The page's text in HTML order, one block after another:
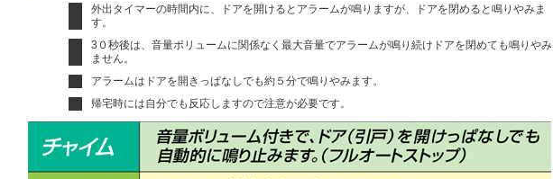
外出タイマーの時間内に、ドアを開けるとアラームが鳴りますが、ドアを閉めると鳴りやみま
す。
3０秒後は、音量ボリュームに関係なく最大音量でアラームが鳴り続けドアを閉めても鳴りやみ
ません。
アラームはドアを開きっぱなしでも約５分で鳴りやみます。
帰宅時には自分でも反応しますので注意が必要です。